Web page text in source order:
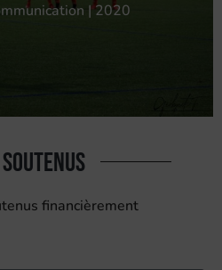
| 2020
financièrement